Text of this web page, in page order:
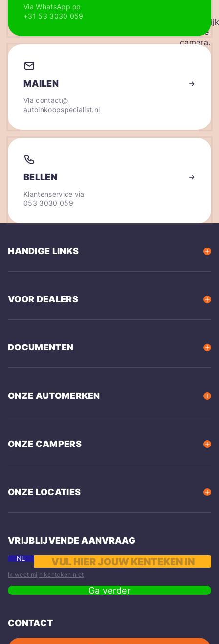
Via WhatsApp op
+31 53 3030 059
MAILEN
Viacontact@
autoinkoopspecialist.nl
BELLEN
Klantenservice via
053 3030 059
HANDIGE LINKS
VOOR DEALERS
DOCUMENTEN
ONZE AUTOMERKEN
ONZE CAMPERS
ONZE LOCATIES
VRIJBLIJVENDE AANVRAAG
NL
Ik weet mijn kenteken niet
Ga verder
CONTACT